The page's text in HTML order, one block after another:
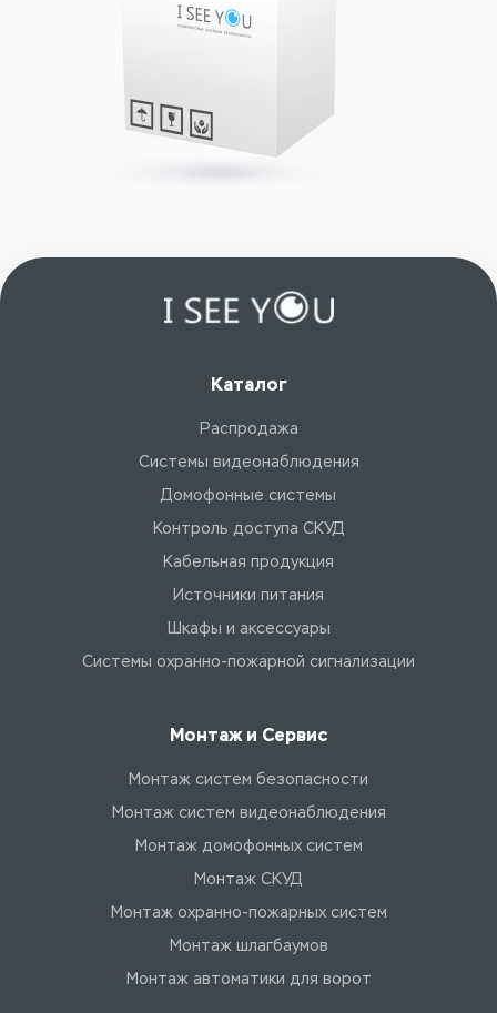
Каталог
Распродажа
Системы видеонаблюдения
Домофонные системы
Контроль доступа СКУД
Кабельная продукция
Источники питания
Шкафы и аксессуары
Системы охранно-пожарной сигнализации
Монтаж и Сервис
Монтаж систем безопасности
Монтаж систем видеонаблюдения
Монтаж домофонных систем
Монтаж СКУД
Монтаж охранно-пожарных систем
Монтаж шлагбаумов
Монтаж автоматики для ворот